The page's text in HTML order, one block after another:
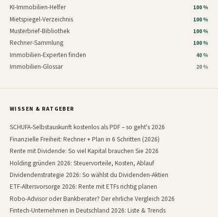
KI-Immobilien-Helfer 100 %
Mietspiegel-Verzeichnis 100 %
Musterbrief-Bibliothek 100 %
Rechner-Sammlung 100 %
Immobilien-Experten finden 40 %
Immobilien-Glossar 20 %
WISSEN & RATGEBER
SCHUFA-Selbstauskunft kostenlos als PDF – so geht's 2026
Finanzielle Freiheit: Rechner + Plan in 6 Schritten (2026)
Rente mit Dividende: So viel Kapital brauchen Sie 2026
Holding gründen 2026: Steuervorteile, Kosten, Ablauf
Dividendenstrategie 2026: So wählst du Dividenden-Aktien
ETF-Altersvorsorge 2026: Rente mit ETFs richtig planen
Robo-Advisor oder Bankberater? Der ehrliche Vergleich 2026
Fintech-Unternehmen in Deutschland 2026: Liste & Trends